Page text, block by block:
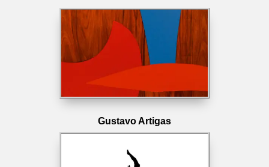
Gustavo Artigas